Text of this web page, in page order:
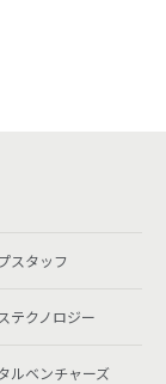
スタッフ
テクノロジー
ルベンチャーズ